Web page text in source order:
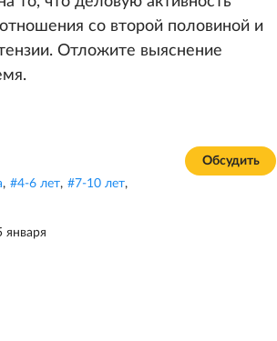
со второй половиной и
Отложите выяснение
Обсудить
, #4-6 лет, #7-10 лет,
января